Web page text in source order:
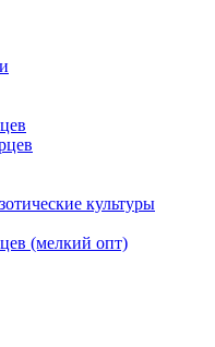
культуры
(мелкий опт)